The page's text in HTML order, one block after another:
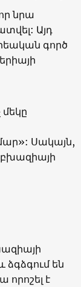
նրա
Այդ
գործ
մեկը
Սակայն,
ձգձգում են
որոշել է